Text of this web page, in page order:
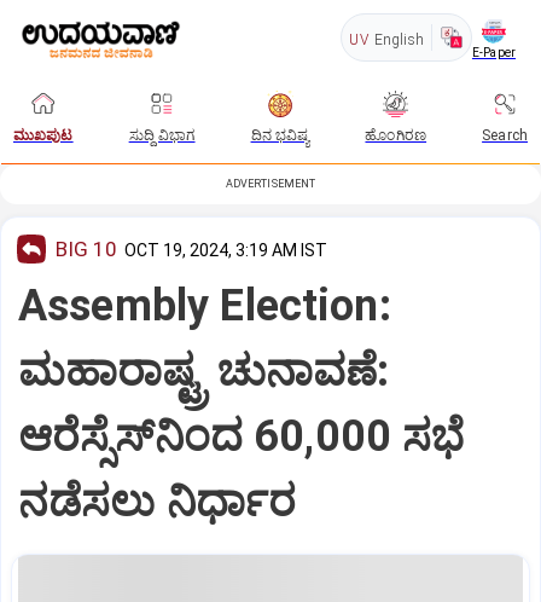
UV English
E-Paper
ಮುಖಪುಟ ಸುದ್ದಿ ವಿಭಾಗ ದಿನ ಭವಿಷ್ಯ ಹೊಂಗಿರಣ Search
ADVERTISEMENT
BIG 10 OCT 19, 2024, 3:19 AM IST
Assembly Election:
ಮಹಾರಾಷ್ಟ್ರ ಚುನಾವಣೆ:
ಆರೆಸ್ಸೆಸ್‌ನಿಂದ 60,000 ಸಭೆ
ನಡೆಸಲು ನಿರ್ಧಾರ